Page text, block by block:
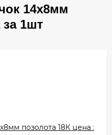
14х8мм
за 1шт